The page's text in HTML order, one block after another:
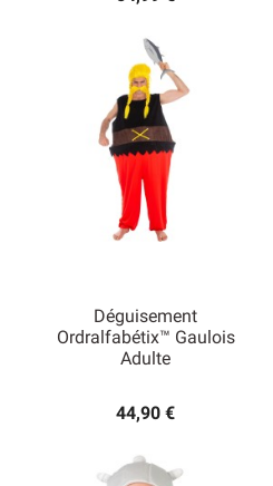
Déguisement
Ordralfabétix™ Gaulois
Adulte
44,90 €